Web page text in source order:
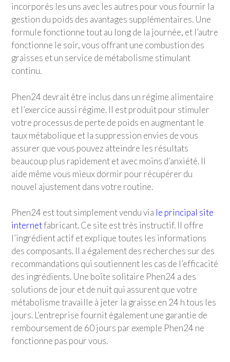
incorporés les uns avec les autres pour vous fournir la
gestion du poids des avantages supplémentaires. Une
formule fonctionne tout au long de la journée, et l’autre
fonctionne le soir, vous offrant une combustion des
graisses et un service de métabolisme stimulant
continu.
Phen24 devrait être inclus dans un régime alimentaire
et l’exercice aussi régime. Il est produit pour stimuler
votre processus de perte de poids en augmentant le
taux métabolique et la suppression envies de vous
assurer que vous pouvez atteindre les résultats
beaucoup plus rapidement et avec moins d’anxiété. Il
aide même vous mieux dormir pour récupérer du
nouvel ajustement dans votre routine.
Phen24 est tout simplement vendu via le principal site
internetfabricant. Ce site est très instructif. Il offre
l’ingrédient actif et explique toutes les informations
des composants. Il a également des recherches sur des
recommandations qui soutiennent les cas de l’efficacité
des ingrédients. Une boîte solitaire Phen24 a des
solutions de jour et de nuit qui assurent que votre
métabolisme travaille à jeter la graisse en 24 h tous les
jours. L’entreprise fournit également une garantie de
remboursement de 60 jours par exemple Phen24 ne
fonctionne pas pour vous.